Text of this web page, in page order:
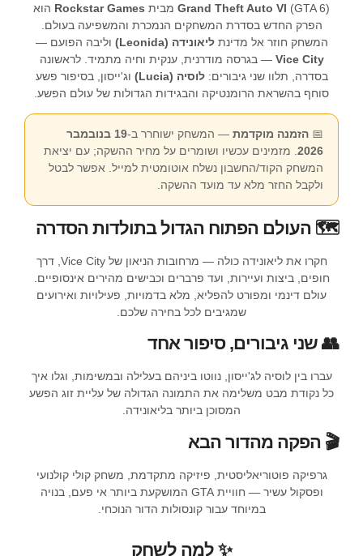
Grand Theft Auto VI (GTA 6) מבית Rockstar Games הוא
הפרק החדש בסדרת המשחקים הנמכרת והמשפיעה בעולם.
המשחק חוזר אל מדינתליאונידה (Leonida)
וליבה הפועם —
Vice City — בגרסה מודרנית, ענקית וחיה מתמיד. לראשונה
בסדרה, תלוו שני גיבורים:לוסיה (Lucia)
וג'ייסון, בסיפור פשע
סוחף בהשראת הרומנטיקה והבגידות הגדולות של עולם הפשע.
📅 הזמנה מוקדמת — המשחק ישוחרר ב-
19 בנובמבר
2026 . מזמינים עכשיו ושומרים על מחיר ההשקה; עם יציאת
המשחק הקוד/החשבון נשלח אוטומטית למייל. אפשר לבטל
ולקבל החזר מלא עד מועד ההשקה.
🗺️ העולם הפתוח הגדול בתולדות הסדרה
חקרו את ליאונידה כולה — מרחובות הניאון של Vice City, דרך
חופים, ביצות ועיירות, ועד פרברים וכבישים מהירים אינסופיים.
עולם דינמי ומפורט להפליא, מלא בדמויות, פעילויות ואירועים
שמגיבים לכל בחירה שלכם.
👥 שני גיבורים, סיפור אחד
עברו בין לוסיה לג'ייסון, נווטו ביניהם בעלילה ובמשימות, וגלו איך
כל נקודת מבט משלימה את התמונה הגדולה של עליית זוג הפשע
המסוכן ביותר בליאונידה.
🎬 הפקה מהדור הבא
גרפיקה פוטוריאליסטית, פיזיקה מתקדמת, משחק קולי קולנועי
ופסקול עשיר — חוויית GTA המושקעת ביותר אי פעם, בנויה
במיוחד עבור קונסולות הדור הנוכחי.
✨ למה לשחק